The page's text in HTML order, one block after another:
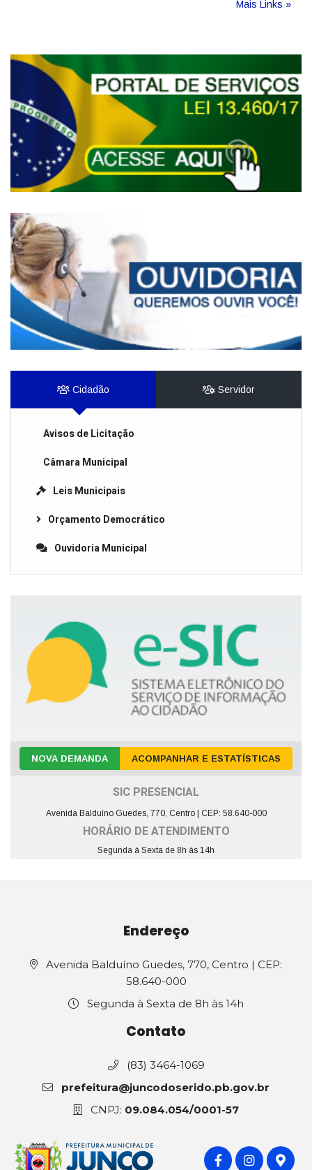
Mais Links »
Cidadão Servidor
Avisos de Licitação
Câmara Municipal
Leis Municipais
Orçamento Democrático
Ouvidoria Municipal
NOVA DEMANDA ACOMPANHAR E ESTATÍSTICAS
SIC PRESENCIAL
Avenida Balduíno Guedes, 770, Centro | CEP: 58.640-000
HORÁRIO DE ATENDIMENTO
Segunda à Sexta de 8h às 14h
Endereço
Avenida Balduíno Guedes, 770, Centro | CEP:
58.640-000
Segunda à Sexta de 8h às 14h
Contato
(83) 3464-1069
prefeitura@juncodoserido.pb.gov.br
CNPJ: 09.084.054/0001-57